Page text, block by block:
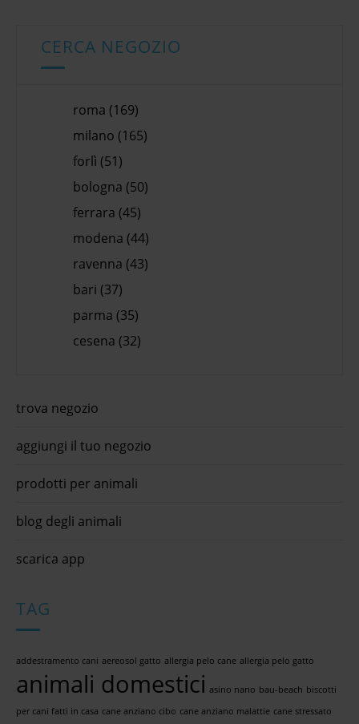
CERCA NEGOZIO
roma (169)
milano (165)
forlì (51)
bologna (50)
ferrara (45)
modena (44)
ravenna (43)
bari (37)
parma (35)
cesena (32)
trova negozio
aggiungi il tuo negozio
prodotti per animali
blog degli animali
scarica app
TAG
addestramento cani aereosol gatto allergia pelo cane allergia pelo gatto
animali domestici asino nano bau-beach biscotti
per cani fatti in casa cane anziano cibo cane anziano malattie cane stressato